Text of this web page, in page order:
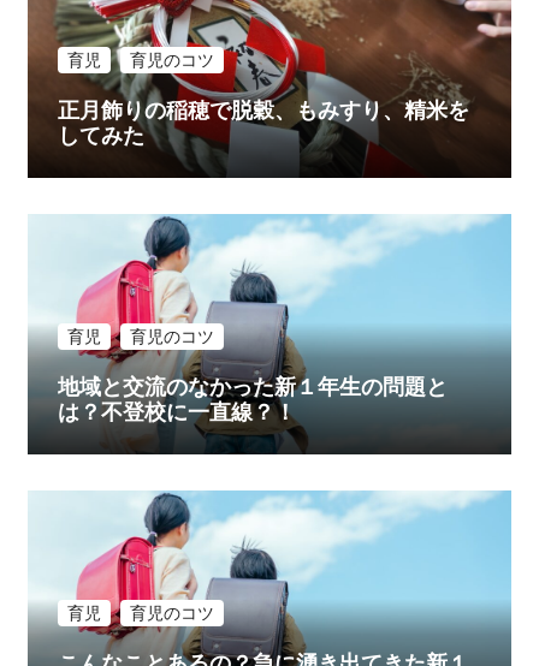
ン
育児 育児のコツ
正月飾りの稲穂で脱穀、もみすり、精米を
してみた
育児 育児のコツ
地域と交流のなかった新１年生の問題と
は？不登校に一直線？！
育児 育児のコツ